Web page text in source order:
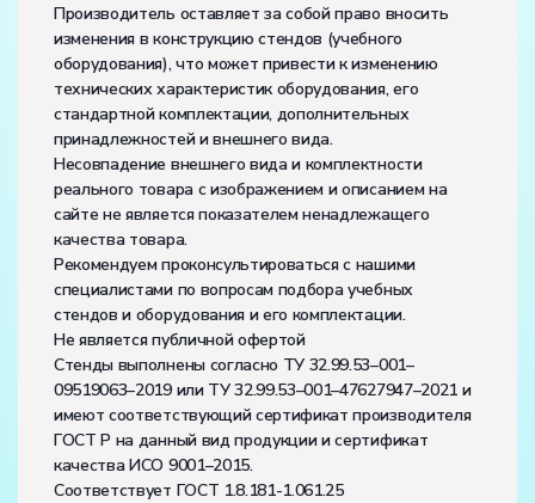
коноидальный насадок;
конический сходящийся насадок;
конический расходящийся насадок.
Производитель оставляет за собой право вносить
изменения в конструкцию стендов (учебного
оборудования), что может привести к изменению
технических характеристик оборудования, его
стандартной комплектации, дополнительных
принадлежностей и внешнего вида.
Несовпадение внешнего вида и комплектности
реального товара с изображением и описанием на
сайте не является показателем ненадлежащего
качества товара.
Рекомендуем проконсультироваться с нашими
специалистами по вопросам подбора учебных
стендов и оборудования и его комплектации.
Не является публичной офертой
Стенды выполнены согласно ТУ 32.99.53–001–
09519063–2019 или ТУ 32.99.53–001–47627947–2021 и
имеют соответствующий сертификат производителя
ГОСТ Р на данный вид продукции и сертификат
качества ИСО 9001–2015.
Соответствует ГОСТ 1.8.181-1.061.25